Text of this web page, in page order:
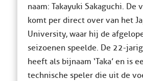
naam: Takayuki Sakaguchi. De
komt per direct over van het
University, waar hij de
seizoenen speelde. De 22-
heeft als bijnaam ‘Taka’ en is
technische speler die uit de